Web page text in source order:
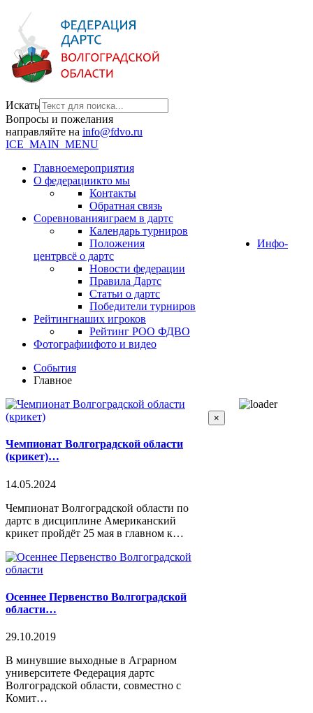
Искать
Вопросы и пожелания
направляйте на info@fdvo.ru
ICE_MAIN_MENU
Главноемероприятия
О федерациикто мы
Контакты
Обратная связь
Соревнованияиграем в дартс
Календарь турниров
Положения
Инфо-
центрвсё о дартс
Новости федерации
Правила Дартс
Статьи о дартс
Победители турниров
Рейтингнаших игроков
Рейтинг РОО ФДВО
Фотографиифото и видео
События
Главное
Чемпионат Волгоградской области
(крикет)…
14.05.2024
Чемпионат Волгоградской области по
дартс в дисциплине Американский
крикет пройдёт 25 мая в главном к…
Осеннее Первенство Волгоградской
области…
29.10.2019
В минувшие выходные в Аграрном
университете Федерация дартс
Волгоградской области, совместно с
Комит…
×